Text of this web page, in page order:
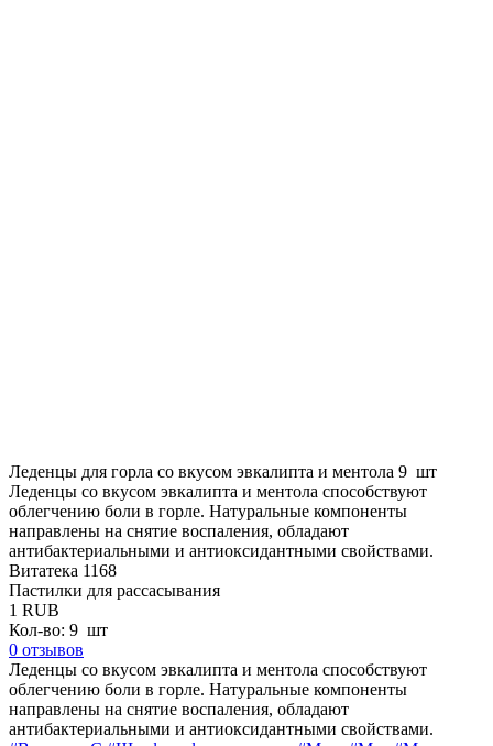
Леденцы для горла со вкусом эвкалипта и ментола 9 шт
Леденцы со вкусом эвкалипта и ментола способствуют
облегчению боли в горле. Натуральные компоненты
направлены на снятие воспаления, обладают
антибактериальными и антиоксидантными свойствами.
Витатека 1168
Пастилки для рассасывания
1 RUB
Кол-во: 9 шт
0 отзывов
Леденцы со вкусом эвкалипта и ментола способствуют
облегчению боли в горле. Натуральные компоненты
направлены на снятие воспаления, обладают
антибактериальными и антиоксидантными свойствами.